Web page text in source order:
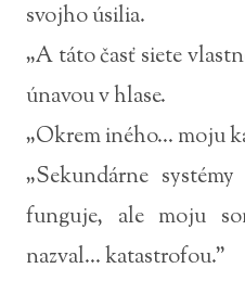
svojho úsilia.
„A táto časť siete
únavou v hlase.
„Okrem iného... moju
„Sekundárne
funguje, ale moju
nazval... katastrofou.”